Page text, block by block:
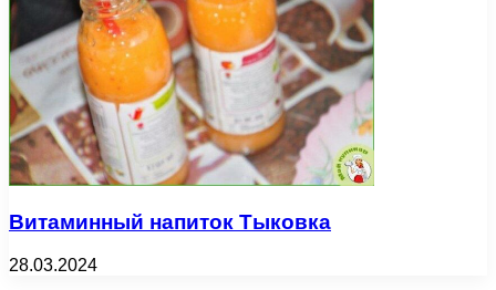
Витаминный напиток Тыковка
28.03.2024